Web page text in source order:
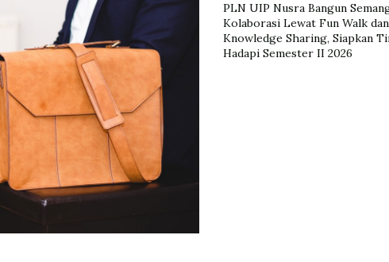
PLN UIP Nusra Bangun
Kolaborasi Lewat Fun Walk dan
Knowledge Sharing, Siapkan
Hadapi Semester II 2026